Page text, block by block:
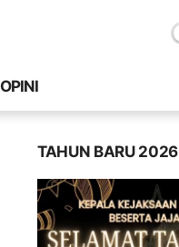
OPINI
TAHUN BARU 2026